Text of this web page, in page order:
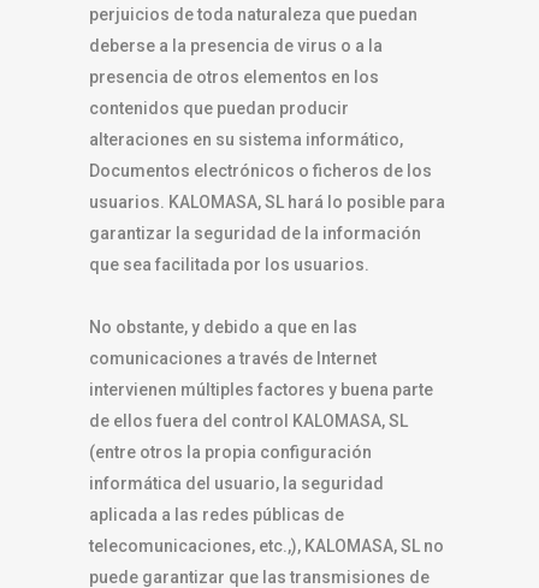
perjuicios de toda naturaleza que puedan
deberse a la presencia de virus o a la
presencia de otros elementos en los
contenidos que puedan producir
alteraciones en su sistema informático,
Documentos electrónicos o ficheros de los
usuarios. KALOMASA, SL hará lo posible para
garantizar la seguridad de la información
que sea facilitada por los usuarios.
No obstante, y debido a que en las
comunicaciones a través de Internet
intervienen múltiples factores y buena parte
de ellos fuera del control KALOMASA, SL
(entre otros la propia configuración
informática del usuario, la seguridad
aplicada a las redes públicas de
telecomunicaciones, etc.,), KALOMASA, SL no
puede garantizar que las transmisiones de